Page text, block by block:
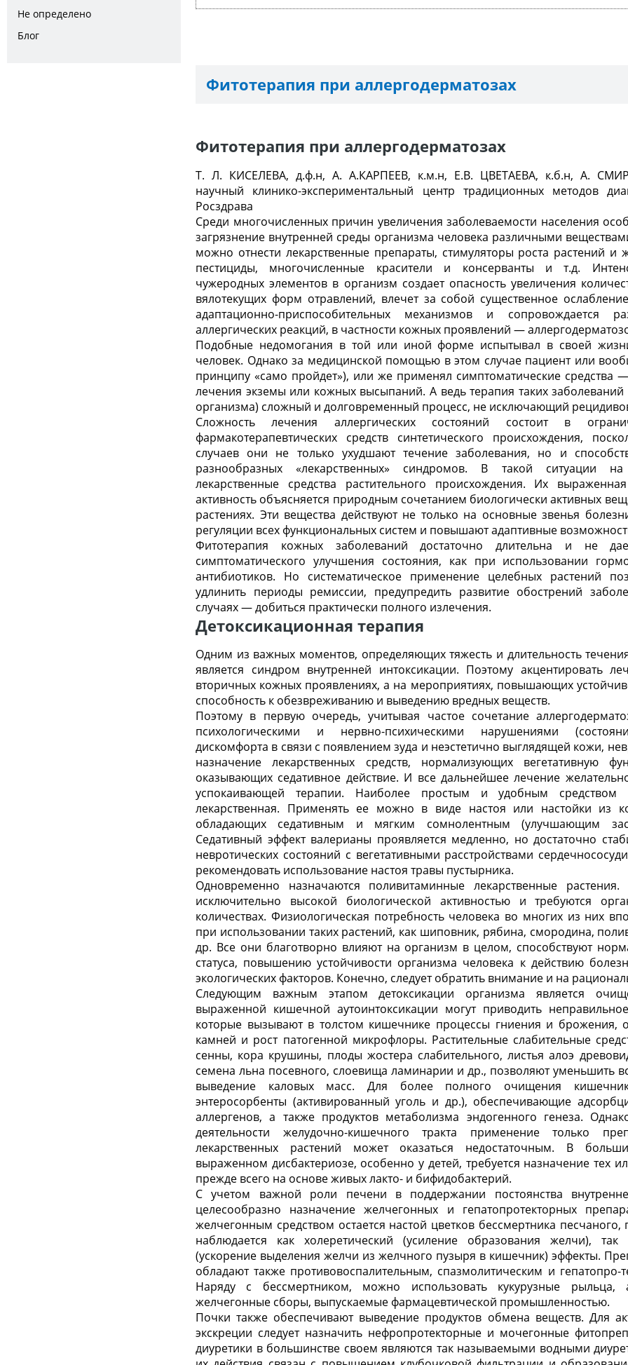
Не определено
Блог
Фитотерапия при аллергодерматозах
Фитотерапия при аллергодерматозах
Т. Л. КИСЕЛЕВА, д.ф.н, А. А.КАРПЕЕВ, к.м.н, Е.В. ЦВЕТАЕВА, к.б.н, А.
научный клинико-экспериментальный центр традиционных методов
Росздрава
Среди многочисленных причин увеличения заболеваемости населения
загрязнение внутренней среды организма человека различными
можно отнести лекарственные препараты, стимуляторы роста растений и
пестициды, многочисленные красители и консерванты и т.д.
чужеродных элементов в организм создает опасность увеличения
вялотекущих форм отравлений, влечет за собой существенное
адаптационно-приспособительных механизмов и сопровождается
аллергических реакций, в частности кожных проявлений —
Подобные недомогания в той или иной форме испытывал в своей
человек. Однако за медицинской помощью в этом случае пациент или
принципу «само пройдет»), или же применял симптоматические средства
лечения экземы или кожных высыпаний. А ведь терапия таких
организма) сложный и долговременный процесс, не исключающий
Сложность лечения аллергических состояний состоит в
фармакотерапевтических средств синтетического происхождения,
случаев они не только ухудшают течение заболевания, но и
разнообразных «лекарственных» синдромов. В такой ситуации
лекарственные средства растительного происхождения. Их
активность объясняется природным сочетанием биологически активных
растениях. Эти вещества действуют не только на основные звенья
регуляции всех функциональных систем и повышают адаптивные
Фитотерапия кожных заболеваний достаточно длительна и не
симптоматического улучшения состояния, как при использовании
антибиотиков. Но систематическое применение целебных растений
удлинить периоды ремиссии, предупредить развитие обострений
случаях — добиться практически полного излечения.
Детоксикационная терапия
Одним из важных моментов, определяющих тяжесть и длительность
является синдром внутренней интоксикации. Поэтому акцентировать
вторичных кожных проявлениях, а на мероприятиях, повышающих
способность к обезвреживанию и выведению вредных веществ.
Поэтому в первую очередь, учитывая частое сочетание
психологическими и нервно-психическими нарушениями
дискомфорта в связи с появлением зуда и неэстетично выглядящей кожи,
назначение лекарственных средств, нормализующих вегетативную
оказывающих седативное действие. И все дальнейшее лечение
успокаивающей терапии. Наиболее простым и удобным средством
лекарственная. Применять ее можно в виде настоя или настойки из
обладающих седативным и мягким сомнолентным (улучшающим
Седативный эффект валерианы проявляется медленно, но достаточно
невротических состояний с вегетативными расстройствами
рекомендовать использование настоя травы пустырника.
Одновременно назначаются поливитаминные лекарственные
исключительно высокой биологической активностью и требуются
количествах. Физиологическая потребность человека во многих из них
при использовании таких растений, как шиповник, рябина, смородина,
др. Все они благотворно влияют на организм в целом, способствуют
статуса, повышению устойчивости организма человека к действию
экологических факторов. Конечно, следует обратить внимание и на
Следующим важным этапом детоксикации организма является
выраженной кишечной аутоинтоксикации могут приводить
которые вызывают в толстом кишечнике процессы гниения и брожения,
камней и рост патогенной микрофлоры. Растительные слабительные
сенны, кора крушины, плоды жостера слабительного, листья алоэ
семена льна посевного, слоевища ламинарии и др., позволяют уменьшить
выведение каловых масс. Для более полного очищения
энтеросорбенты (активированный уголь и др.), обеспечивающие
аллергенов, а также продуктов метаболизма эндогенного генеза.
деятельности желудочно-кишечного тракта применение только
лекарственных растений может оказаться недостаточным. В
выраженном дисбактериозе, особенно у детей, требуется назначение тех
прежде всего на основе живых лакто- и бифидобактерий.
С учетом важной роли печени в поддержании постоянства
целесообразно назначение желчегонных и гепатопротекторных
желчегонным средством остается настой цветков бессмертника
наблюдается как холеретический (усиление образования желчи), так
(ускорение выделения желчи из желчного пузыря в кишечник) эффекты.
обладают также противовоспалительным, спазмолитическим и гепатопро-
Наряду с бессмертником, можно использовать кукурузные
желчегонные сборы, выпускаемые фармацевтической промышленностью.
Почки также обеспечивают выведение продуктов обмена веществ. Для
экскреции следует назначить нефропротекторные и мочегонные
диуретики в большинстве своем являются так называемыми водными